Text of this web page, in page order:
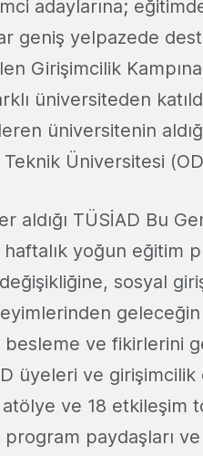
adaylarına;
geniş yelpazede
Girişimcilik
üniversiteden
üniversitenin
Üniversitesi
aldığı TÜSİAD Bu
yoğun eğitim
sosyal
ve fikirlerini
üyeleri ve
ve 18 etkileşim
paydaşları